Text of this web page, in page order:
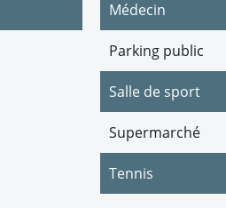
Médecin
Parking public
Salle de sport
Supermarché
Tennis